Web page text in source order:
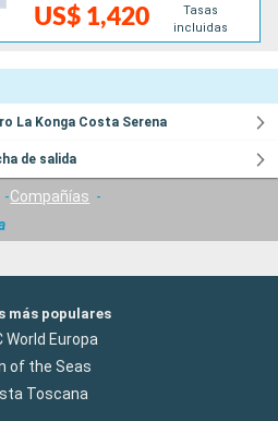
US$ 1,420
Tasas
incluidas
La Konga Costa Serena
de salida
Compañías
más populares
World Europa
of the Seas
Toscana